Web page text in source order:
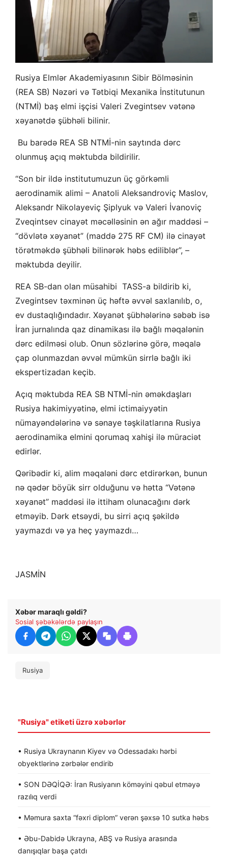
Rusiya Elmlər Akademiyasının Sibir Bölməsinin
(REA SB) Nəzəri və Tətbiqi Mexanika İnstitutunun
(NTMİ) baş elmi işçisi Valeri Zvegintsev vətənə
xəyanətdə şübhəli bilinir.
Bu barədə REA SB NTMİ-nin saytında dərc
olunmuş açıq məktubda bildirilir.
“Son bir ildə institutumuzun üç görkəmli
aerodinamik alimi – Anatoli Aleksandroviç Maslov,
Aleksandr Nikolayeviç Şiplyuk və Valeri İvanoviç
Zveqintsev cinayət məcəlləsinin ən ağır maddəsi –
“dövlətə xəyanət” (maddə 275 RF CM) ilə cinayət
törətməkdə şübhəli bilinərək həbs ediliblər”, –
məktubda deyilir.
REA SB-dan olan müsahibi TASS-a bildirib ki,
Zvegintsev təxminən üç həftə əvvəl saxlanılıb, o,
ev dustaqlığındadır. Xəyanət şübhələrinə səbəb isə
İran jurnalında qaz dinamikası ilə bağlı məqalənin
dərc edilməsi olub. Onun sözlərinə görə, məqalə
çap olunmazdan əvvəl mümkün sirrlə bağlı iki
ekspertizadan keçib.
Açıq məktubda REA SB NTMİ-nin əməkdaşları
Rusiya hakimiyyətinə, elmi ictimaiyyətin
nümayəndələrinə və sənaye təşkilatlarına Rusiya
aerodinamika elmini qorumaq xahişi ilə müraciət
edirlər.
Qəribədir ki, alim məqaləni dərc etdirərkən, bunun
nə qədər böyük sirr olduğunu və hətta “Vətənə
xəyanət” maddəsi ilə ittiham olunacağını dərk
etməyib. Dərk etsəydi, bu sirri açıq şəkildə
yaymazdı və ya heç yaymazdı…
JASMİN
Xəbər maraqlı gəldi?
Sosial şəbəkələrdə paylaşın
Rusiya
"Rusiya" etiketi üzrə xəbərlər
• Rusiya Ukraynanın Kiyev və Odessadakı hərbi
obyektlərinə zərbələr endirib
• SON DƏQİQƏ: İran Rusiyanın köməyini qəbul etməyə
razılıq verdi
• Məmura saxta “fəxri diplom” verən şəxsə 10 sutka həbs
• Əbu-Dabidə Ukrayna, ABŞ və Rusiya arasında
danışıqlar başa çatdı